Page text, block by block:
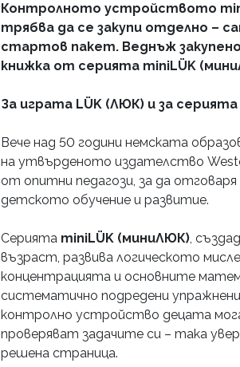
Контролното устройството
трябва да се закупи отделно –
стартов пакет. Веднъж
книжка от серията miniLÜK
За играта LÜK (ЛЮК) и за
Вече над 50 години немската
на утвърденото издателство
от опитни педагози, за да
детското обучение и развитие.
Серията miniLÜK (миниЛЮК),
възраст, развива логическото
концентрацията и основните
систематично подредени
контролно устройство децата
проверяват задачите си – така
решена страница.